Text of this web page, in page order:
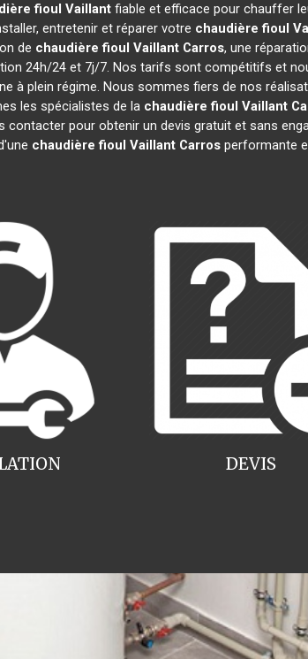
fioul Vaillantfiable et efficace pour chauffer
entretenir et réparer votre chaudière fioul
de chaudière fioul Vaillant Carros, une
24h/24 et 7j/7. Nos tarifs sont compétitifs et
à plein régime. Nous sommes fiers de nos
les spécialistes de la chaudière fioul Vaillant
pour obtenir un devis gratuit et sans
chaudière fioul Vaillant Carrosperformante
DEVIS